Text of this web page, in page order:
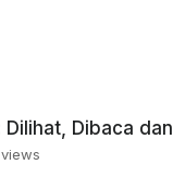
Dilihat, Dibaca